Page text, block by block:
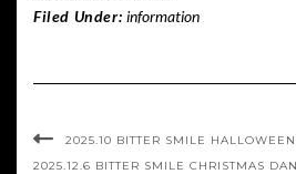
b
k
Filed Under: information
2025.10 BITTER SMILE
2025.12.6 BITTER SMILE CHRISTMAS